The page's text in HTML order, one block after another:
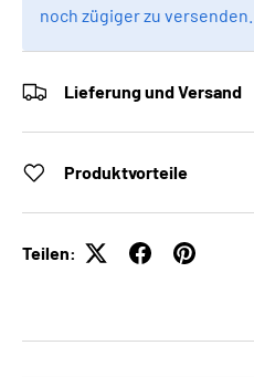
noch zügiger zu versenden.
Lieferung und Versand
Produktvorteile
Teilen: